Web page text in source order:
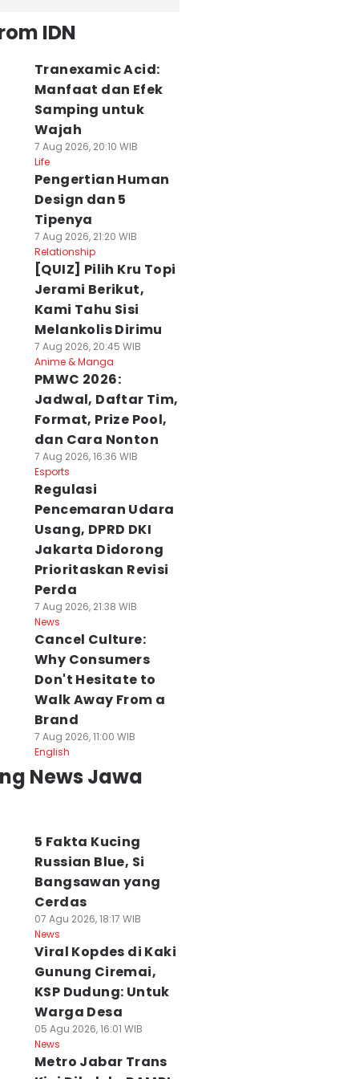
IDN
Tranexamic Acid:
Manfaat dan Efek
Samping untuk
Wajah
7 Aug 2026, 20:10 WIB
Life
Pengertian Human
Design dan 5
Tipenya
7 Aug 2026, 21:20 WIB
Relationship
[QUIZ] Pilih Kru Topi
Jerami Berikut,
Kami Tahu Sisi
Melankolis Dirimu
7 Aug 2026, 20:45 WIB
Anime & Manga
PMWC 2026:
Jadwal, Daftar Tim,
Format, Prize Pool,
dan Cara Nonton
7 Aug 2026, 16:36 WIB
Esports
Regulasi
Pencemaran Udara
Usang, DPRD DKI
Jakarta Didorong
Prioritaskan Revisi
Perda
7 Aug 2026, 21:38 WIB
News
Cancel Culture:
Why Consumers
Don't Hesitate to
Walk Away From a
Brand
7 Aug 2026, 11:00 WIB
English
News Jawa
5 Fakta Kucing
Russian Blue, Si
Bangsawan yang
Cerdas
07 Agu 2026, 18:17 WIB
News
Viral Kopdes di Kaki
Gunung Ciremai,
KSP Dudung: Untuk
Warga Desa
05 Agu 2026, 16:01 WIB
News
Metro Jabar Trans